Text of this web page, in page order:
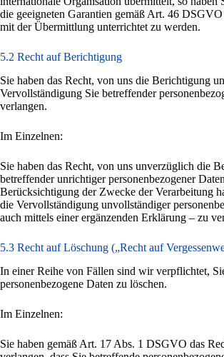
die geeigneten Garantien gemäß Art. 46
mit der Übermittlung unterrichtet zu werden.
5.2 Recht auf Berichtigung
Sie haben das Recht, von uns die Berichtigung
Vervollständigung Sie betreffender
verlangen.
Im Einzelnen:
Sie haben das Recht, von uns unverzüglich die
betreffender unrichtiger personenbezogener
Berücksichtigung der Zwecke der Verarbeitung
die Vervollständigung unvollständiger
auch mittels einer ergänzenden Erklärung – zu
5.3 Recht auf Löschung („Recht auf
In einer Reihe von Fällen sind wir verpflichtet,
personenbezogene Daten zu löschen.
Im Einzelnen:
Sie haben gemäß Art. 17 Abs. 1 DSGVO das